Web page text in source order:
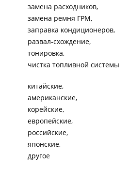
замена расходников
замена ремня ГРМ
заправка кондиционеров
развал-схождение
тонировка
чистка топливной системы
китайские
американские
корейские
европейские
российские
японские
другое